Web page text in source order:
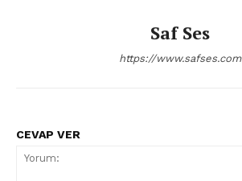
Saf Ses
https://www.safses.com
CEVAP VER